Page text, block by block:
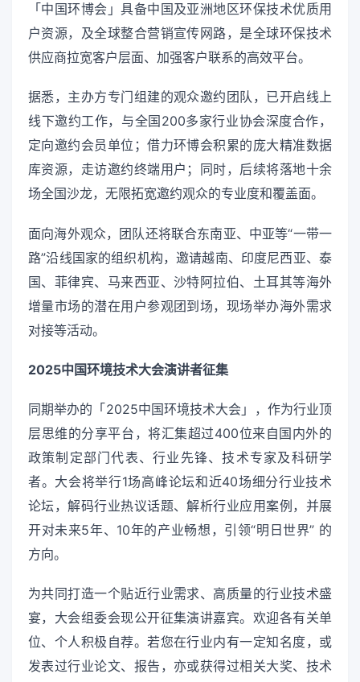
「中国环博会」具备中国及亚洲地区环保技术优质用
户资源，及全球整合营销宣传网路，是全球环保技术
供应商拉宽客户层面、加强客户联系的高效平台。
据悉，主办方专门组建的观众邀约团队，已开启线上
线下邀约工作，与全国200多家行业协会深度合作，
定向邀约会员单位；借力环博会积累的庞大精准数据
库资源，走访邀约终端用户；同时，后续将落地十余
场全国沙龙，无限拓宽邀约观众的专业度和覆盖面。
面向海外观众，团队还将联合东南亚、中亚等“一带一
路”沿线国家的组织机构，邀请越南、印度尼西亚、泰
国、菲律宾、马来西亚、沙特阿拉伯、土耳其等海外
增量市场的潜在用户参观团到场，现场举办海外需求
对接等活动。
2025中国环境技术大会演讲者征集
同期举办的「2025中国环境技术大会」，作为行业顶
层思维的分享平台，将汇集超过400位来自国内外的
政策制定部门代表、行业先锋、技术专家及科研学
者。大会将举行1场高峰论坛和近40场细分行业技术
论坛，解码行业热议话题、解析行业应用案例，并展
开对未来5年、10年的产业畅想，引领“明日世界” 的
方向。
为共同打造一个贴近行业需求、高质量的行业技术盛
宴，大会组委会现公开征集演讲嘉宾。欢迎各有关单
位、个人积极自荐。若您在行业内有一定知名度，或
发表过行业论文、报告，亦或获得过相关大奖、技术